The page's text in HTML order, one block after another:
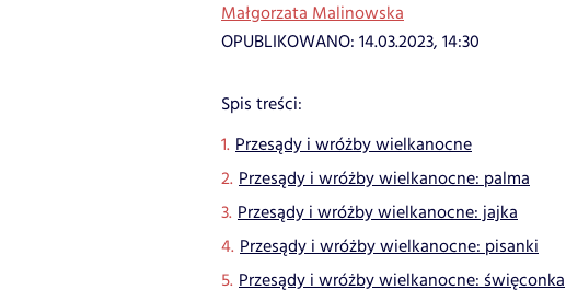
Małgorzata Malinowska
OPUBLIKOWANO: 14.03.2023, 14:30
Spis treści:
Przesądy i wróżby wielkanocne
Przesądy i wróżby wielkanocne: palma
Przesądy i wróżby wielkanocne: jajka
Przesądy i wróżby wielkanocne: pisanki
Przesądy i wróżby wielkanocne: święconka